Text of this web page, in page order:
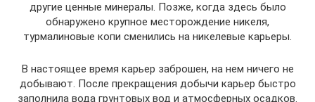
другие ценные минералы. Позже, когда здесь было
обнаружено крупное месторождение никеля,
турмалиновые копи сменились на никелевые карьеры.
В настоящее время карьер заброшен, на нем ничего не
добывают. После прекращения добычи карьер быстро
заполнила вода грунтовых вод и атмосферных осадков.